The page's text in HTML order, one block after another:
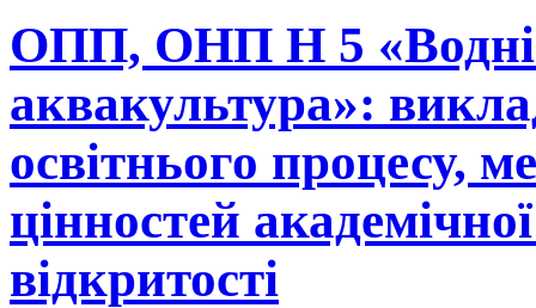
ОПП, ОНП Н 5 «Водні
аквакультура»:
освітнього процесу,
цінностей
відкритості